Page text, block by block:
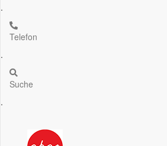
.
Telefon
.
Suche
.